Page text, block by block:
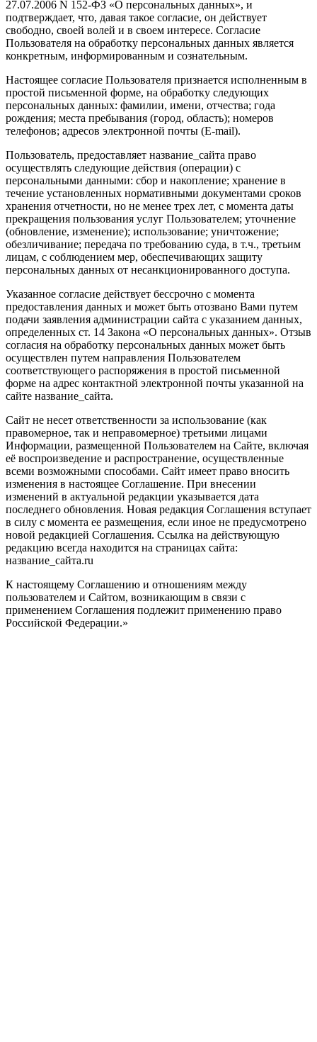
27.07.2006 N 152-ФЗ «О персональных данных», и
подтверждает, что, давая такое согласие, он действует
свободно, своей волей и в своем интересе. Согласие
Пользователя на обработку персональных данных является
конкретным, информированным и сознательным.
Настоящее согласие Пользователя признается исполненным в
простой письменной форме, на обработку следующих
персональных данных: фамилии, имени, отчества; года
рождения; места пребывания (город, область); номеров
телефонов; адресов электронной почты (E-mail).
Пользователь, предоставляет название_сайта право
осуществлять следующие действия (операции) с
персональными данными: сбор и накопление; хранение в
течение установленных нормативными документами сроков
хранения отчетности, но не менее трех лет, с момента даты
прекращения пользования услуг Пользователем; уточнение
(обновление, изменение); использование; уничтожение;
обезличивание; передача по требованию суда, в т.ч., третьим
лицам, с соблюдением мер, обеспечивающих защиту
персональных данных от несанкционированного доступа.
Указанное согласие действует бессрочно с момента
предоставления данных и может быть отозвано Вами путем
подачи заявления администрации сайта с указанием данных,
определенных ст. 14 Закона «О персональных данных». Отзыв
согласия на обработку персональных данных может быть
осуществлен путем направления Пользователем
соответствующего распоряжения в простой письменной
форме на адрес контактной электронной почты указанной на
сайте название_сайта.
Сайт не несет ответственности за использование (как
правомерное, так и неправомерное) третьими лицами
Информации, размещенной Пользователем на Сайте, включая
её воспроизведение и распространение, осуществленные
всеми возможными способами. Сайт имеет право вносить
изменения в настоящее Соглашение. При внесении
изменений в актуальной редакции указывается дата
последнего обновления. Новая редакция Соглашения вступает
в силу с момента ее размещения, если иное не предусмотрено
новой редакцией Соглашения. Ссылка на действующую
редакцию всегда находится на страницах сайта:
название_сайта.ru
К настоящему Соглашению и отношениям между
пользователем и Сайтом, возникающим в связи с
применением Соглашения подлежит применению право
Российской Федерации.»